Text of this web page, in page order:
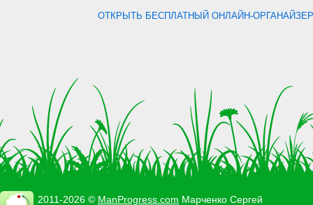
ОТКРЫТЬ БЕСПЛАТНЫЙ ОНЛАЙН-
2011-2026 © ManProgress.com Марченко Сергей